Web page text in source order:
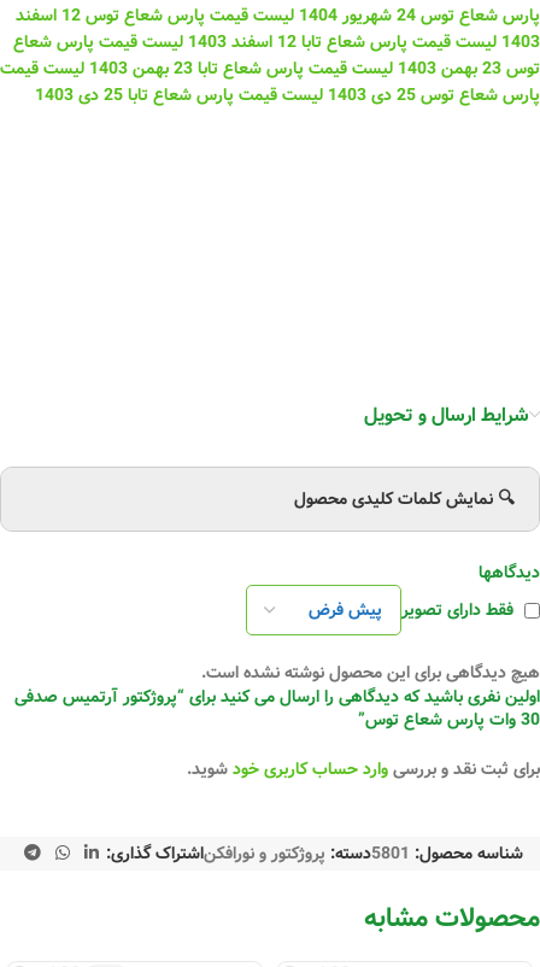
پارس شعاع توس 24 شهریور 1404
لیست قیمت پارس شعاع توس 12 اسفند
1403 لیست قیمت پارس شعاع تابا 12 اسفند 1403
لیست قیمت پارس شعاع
توس 23 بهمن 1403
لیست قیمت پارس شعاع تابا 23 بهمن 1403
لیست قیمت
پارس شعاع توس 25 دی 1403
لیست قیمت پارس شعاع تابا 25 دی 1403
شرایط ارسال و تحویل
🔍 نمایش کلمات کلیدی محصول
دیدگاهها
فقط دارای تصویر
هیچ دیدگاهی برای این محصول نوشته نشده است.
اولین نفری باشید که دیدگاهی را ارسال می کنید برای “پروژکتور آرتمیس صدفی
30 وات پارس شعاع توس”
برای ثبت نقد و بررسیوارد حساب کاربری خودشوید.
شناسه محصول: 5801دسته: پروژکتور و نورافکناشتراک گذاری:
محصولات مشابه